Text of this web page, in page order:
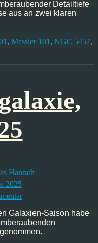
Detailtiefe
aus an zwei klaren
, Messier 101 , NGC 5457,
Hanrath
2025
zu
Whirlpoolgalaxie,
Apr’25
Galaxien-Saison habe